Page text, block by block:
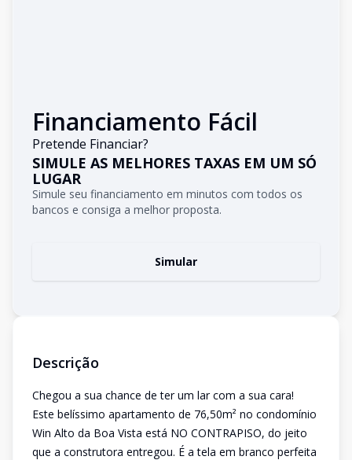
Financiamento Fácil
Pretende Financiar?
SIMULE AS MELHORES TAXAS EM UM SÓ
LUGAR
Simule seu financiamento em minutos com todos os
bancos e consiga a melhor proposta.
Simular
Descrição
Chegou a sua chance de ter um lar com a sua cara!
Este belíssimo apartamento de 76,50m² no condomínio
Win Alto da Boa Vista está NO CONTRAPISO, do jeito
que a construtora entregou. É a tela em branco perfeita